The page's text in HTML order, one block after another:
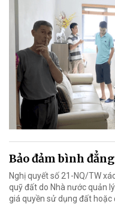
Bảo đảm bình
Nghị quyết số 21-NQ/TW
quỹ đất do Nhà nước quản
giá quyền sử dụng đất